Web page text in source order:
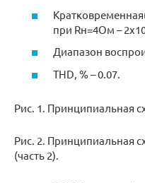
при Rн=4Ом –
Диапазон
THD, % – 0.07.
Рис. 1. Принципиальная
Рис. 2. Принципиальная
(часть 2).